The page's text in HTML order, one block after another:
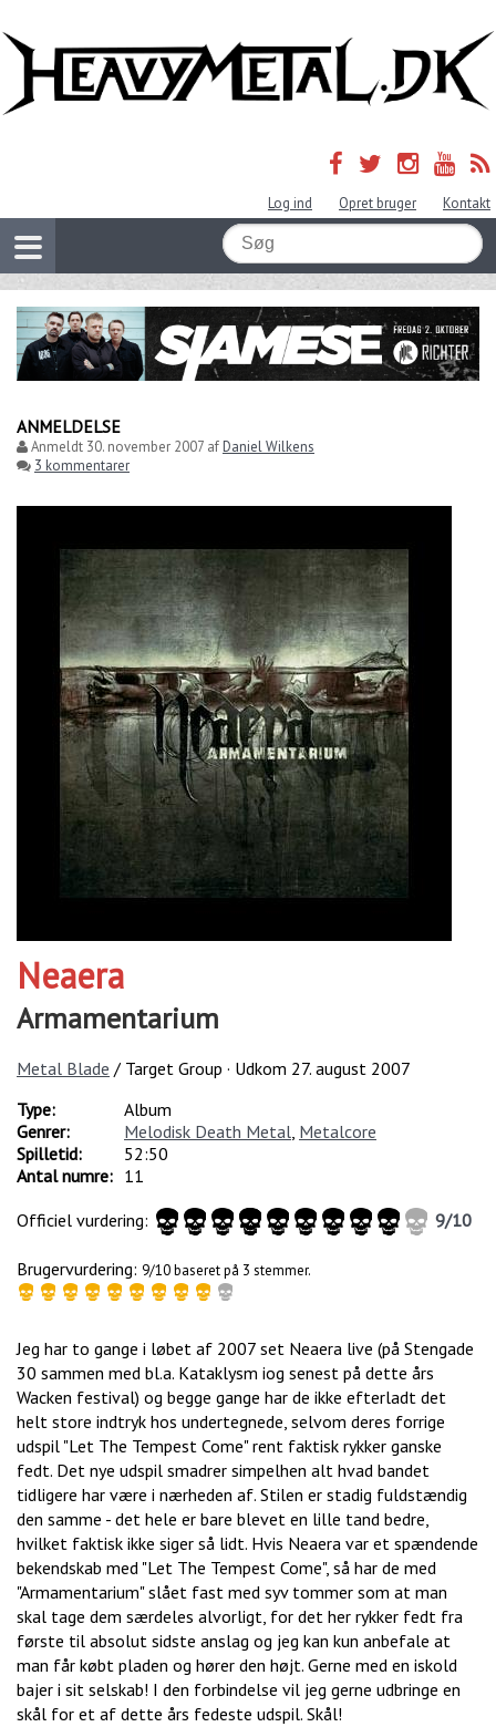
Log ind Opret bruger Kontakt
ANMELDELSE
Anmeldt 30. november 2007 afDaniel Wilkens
3 kommentarer
Neaera
Armamentarium
Metal Blade / Target Group · Udkom 27. august 2007
Type:
Album
Genrer:
Melodisk Death Metal Metalcore
Spilletid:
52:50
Antal numre: 11
Officiel vurdering:
9/10
Brugervurdering: 9/10 baseret på 3 stemmer.
Jeg har to gange i løbet af 2007 set Neaera live (på Stengade
30 sammen med bl.a. Kataklysm iog senest på dette års
Wacken festival) og begge gange har de ikke efterladt det
helt store indtryk hos undertegnede, selvom deres forrige
udspil "Let The Tempest Come" rent faktisk rykker ganske
fedt. Det nye udspil smadrer simpelhen alt hvad bandet
tidligere har være i nærheden af. Stilen er stadig fuldstændig
den samme - det hele er bare blevet en lille tand bedre,
hvilket faktisk ikke siger så lidt. Hvis Neaera var et spændende
bekendskab med "Let The Tempest Come", så har de med
"Armamentarium" slået fast med syv tommer som at man
skal tage dem særdeles alvorligt, for det her rykker fedt fra
første til absolut sidste anslag og jeg kan kun anbefale at
man får købt pladen og hører den højt. Gerne med en iskold
bajer i sit selskab! I den forbindelse vil jeg gerne udbringe en
skål for et af dette års fedeste udspil. Skål!